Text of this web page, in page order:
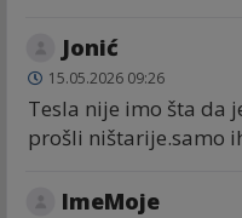
Jonić
15.05.2026 09:26
Tesla nije imo šta da
prošli ništarije.samo
ImeMoje